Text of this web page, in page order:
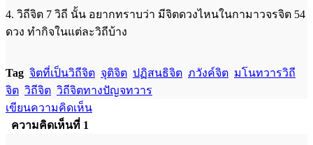
4. วิถีจิต 7 วิถี นั้น อยากทราบว่า มีจิตดวงไหนในกามาวจรจิต 54
ดวง ทำกิจในแต่ละวิถีบ้าง
Tag จิตที่เป็นวิถีจิต จุติจิต ปฏิสนธิจิต ภวังค์จิต มโนทวารวิถี
จิต วิถีจิต วิถีจิตทางปัญจทวาร
เขียนความคิดเห็น
ความคิดเห็นที่ 1